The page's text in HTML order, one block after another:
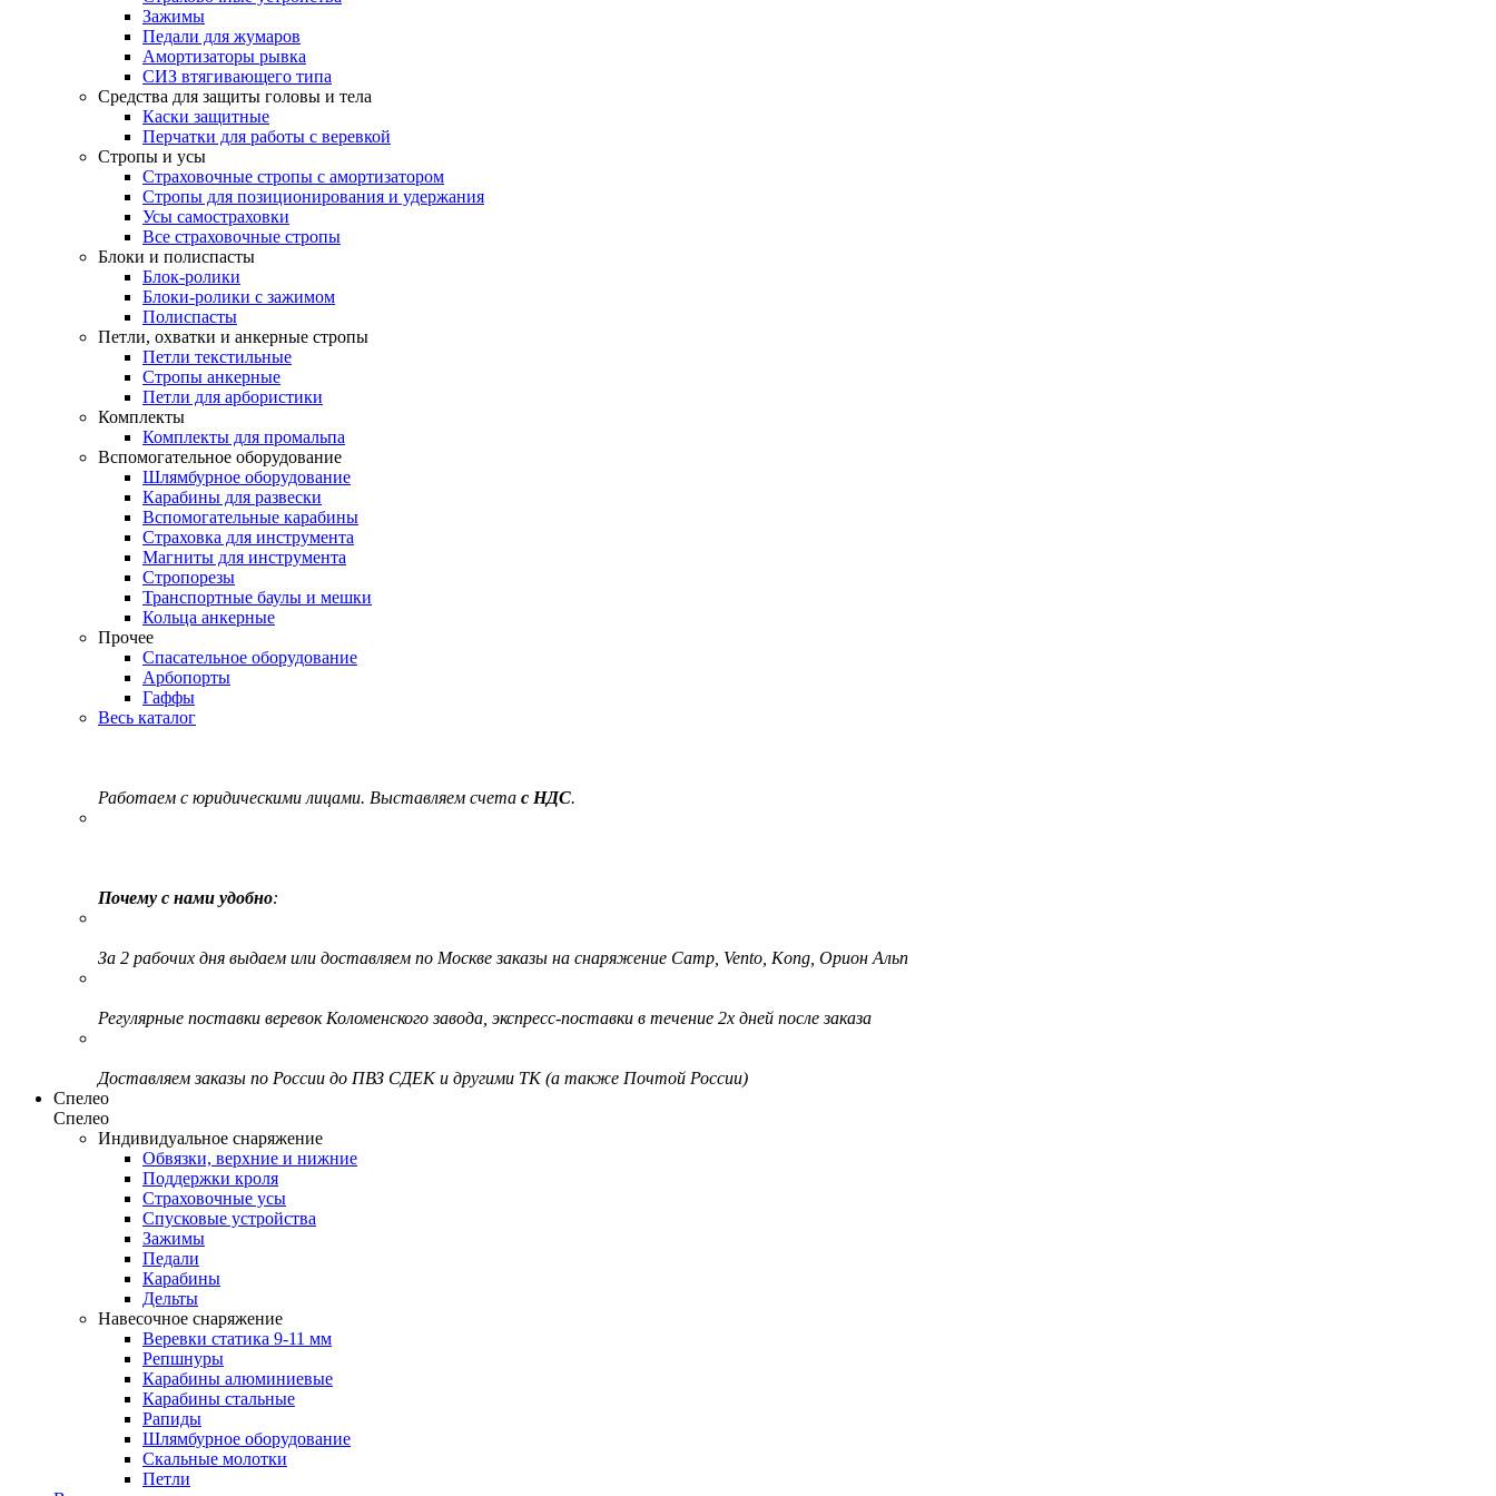
Зажимы
Педали для жумаров
Амортизаторы рывка
СИЗ втягивающего типа
Средства для защиты головы и тела
Каски защитные
Перчатки для работы с веревкой
Стропы и усы
Страховочные стропы с амортизатором
Стропы для позиционирования и удержания
Усы самостраховки
Все страховочные стропы
Блоки и полиспасты
Блок-ролики
Блоки-ролики с зажимом
Полиспасты
Петли, охватки и анкерные стропы
Петли текстильные
Стропы анкерные
Петли для арбористики
Комплекты
Комплекты для промальпа
Вспомогательное оборудование
Шлямбурное оборудование
Карабины для развески
Вспомогательные карабины
Страховка для инструмента
Магниты для инструмента
Стропорезы
Транспортные баулы и мешки
Кольца анкерные
Прочее
Спасательное оборудование
Арбопорты
Гаффы
Весь каталог
Работаем с юридическими лицами. Выставляем счета с НДС.
Почему с нами удобно:
За 2 рабочих дня выдаем или доставляем по Москве заказы на снаряжение Camp, Vento, Kong, Орион Альп
Регулярные поставки веревок Коломенского завода, экспресс-поставки в течение 2х дней после заказа
Доставляем заказы по России до ПВЗ СДЕК и другими ТК (а также Почтой России)
Спелео
Спелео
Индивидуальное снаряжение
Обвязки, верхние и нижние
Поддержки кроля
Страховочные усы
Спусковые устройства
Зажимы
Педали
Карабины
Дельты
Навесочное снаряжение
Веревки статика 9-11 мм
Репшнуры
Карабины алюминиевые
Карабины стальные
Рапиды
Шлямбурное оборудование
Скальные молотки
Петли